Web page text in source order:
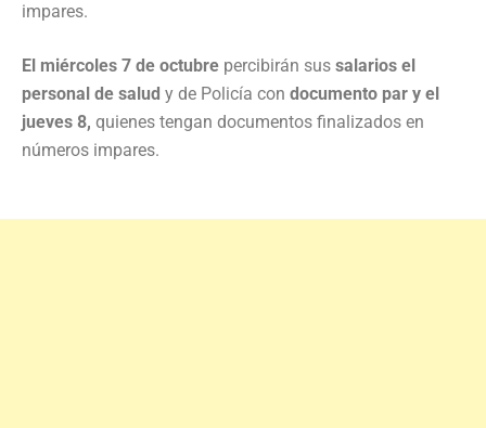
impares.
El miércoles 7 de octubre percibirán sus salarios el
personal de salud y de Policía con documento par y el
jueves 8, quienes tengan documentos finalizados en
números impares.